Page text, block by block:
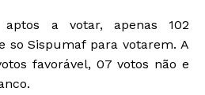
aptos a votar, apenas 102
so Sispumaf para votarem. A
favorável, 07 votos não e